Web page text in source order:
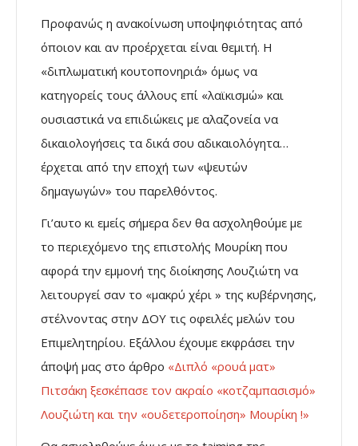
Προφανώς η ανακοίνωση υποψηφιότητας από
όποιον και αν προέρχεται είναι θεμιτή. Η
«διπλωματική κουτοπονηριά» όμως να
κατηγορείς τους άλλους επί «λαϊκισμώ» και
ουσιαστικά να επιδιώκεις με αλαζονεία να
δικαιολογήσεις τα δικά σου αδικαιολόγητα…
έρχεται από την εποχή των «ψευτών
δημαγωγών» του παρελθόντος.
Γι’αυτο κι εμείς σήμερα δεν θα ασχοληθούμε με
το περιεχόμενο της επιστολής Μουρίκη που
αφορά την εμμονή της διοίκησης Λουζιώτη να
λειτουργεί σαν το «μακρύ χέρι » της κυβέρνησης,
στέλνοντας στην ΔΟΥ τις οφειλές μελών του
Επιμελητηρίου. Εξάλλου έχουμε εκφράσει την
άποψή μας στο άρθρο «Διπλό «ρουά ματ»
Πιτσάκη ξεσκέπασε τον ακραίο «κοτζαμπασισμό»
Λουζιώτη και την «ουδετεροποίηση» Μουρίκη !»